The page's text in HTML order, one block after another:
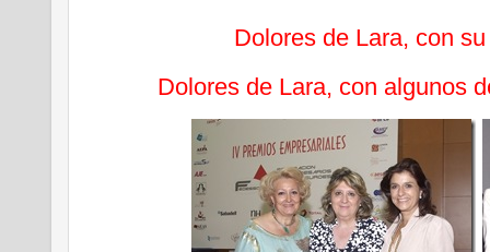
Dolores de Lara, con
Dolores de Lara, con algunos